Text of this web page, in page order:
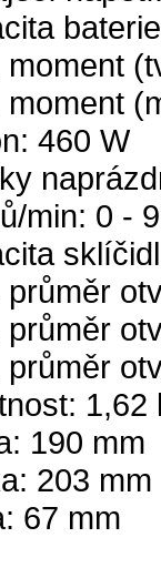
moment
moment
460 W
min: 0 -
průměr
průměr
průměr
1,62
190 mm
203 mm
67 mm